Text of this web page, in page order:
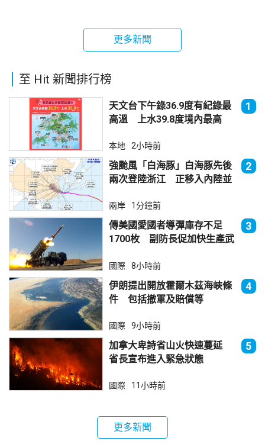
更多新聞
至 Hit 新聞排行榜
天文台下午錄36.9度有紀錄最
高溫 上水39.8度境內最高
1
本地 2小時前
強颱風「白海豚」白海豚先後
兩次登陸浙江 正移入內陸並
2
兩岸 1分鐘前
傳美國愛國者導彈庫存不足
1700枚 副防長促加快生產武
3
國際 8小時前
伊朗提出開放霍爾木茲海峽條
件 包括撤軍及賠償等
4
國際 9小時前
加拿大卑詩省山火快速蔓延
省長宣布進入緊急狀態
5
國際 11小時前
更多新聞